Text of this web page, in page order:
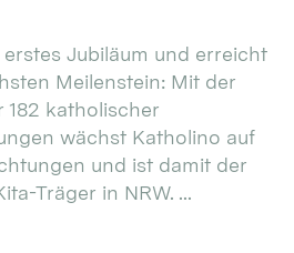
Jubiläum und erreicht
Meilenstein: Mit der
182 katholischer
wächst Katholino auf
und ist damit der
Träger in NRW. ...